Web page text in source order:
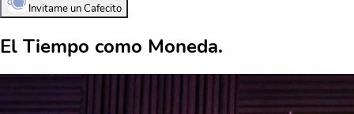
Invitame un Cafecito
El Tiempo como Moneda.